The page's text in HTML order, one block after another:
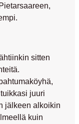
sitten
juuri
jälkeen alkoikin
kuin